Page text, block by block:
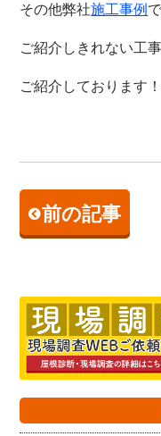
その他弊社施工事例
ご紹介しきれない工
ご紹介しております
前の記事